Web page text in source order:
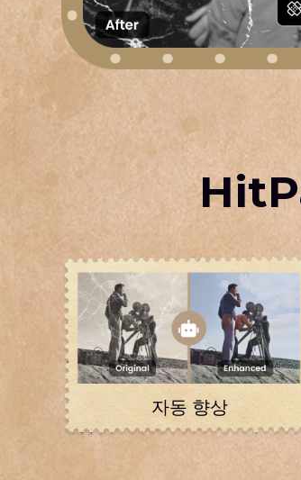
자동 향상